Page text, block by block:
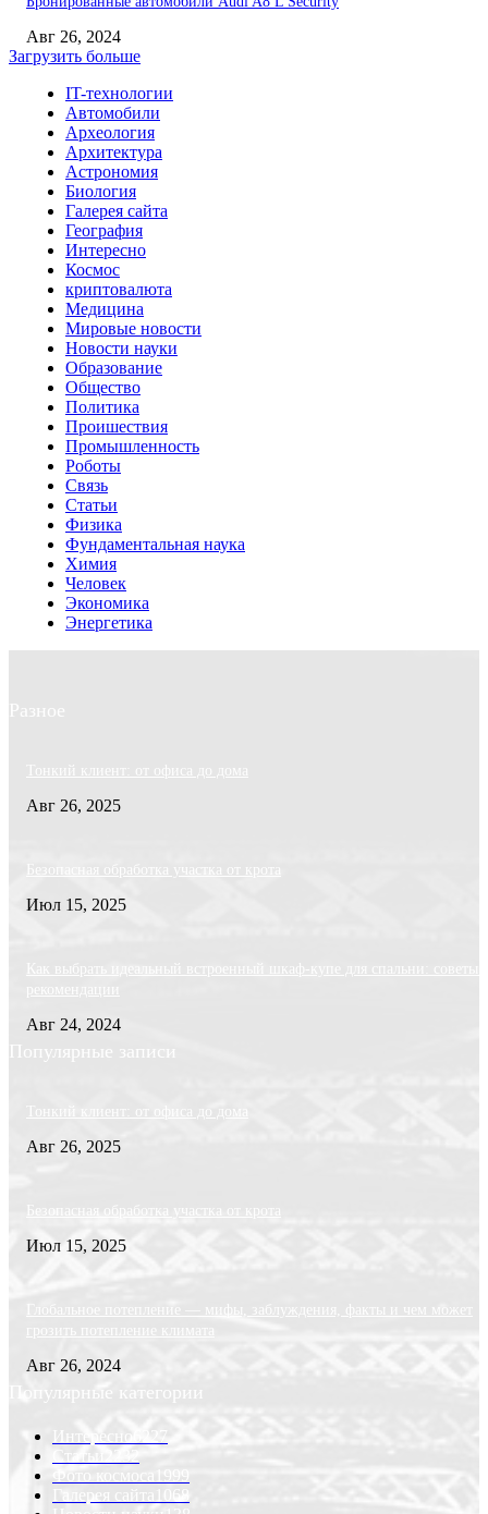
Авг 26, 2024
Загрузить больше
IT-технологии
Автомобили
Археология
Архитектура
Астрономия
Биология
Галерея сайта
География
Интересно
Космос
криптовалюта
Медицина
Мировые новости
Новости науки
Образование
Общество
Политика
Проишествия
Промышленность
Роботы
Связь
Статьи
Физика
Фундаментальная наука
Химия
Человек
Экономика
Энергетика
Разное
Тонкий клиент: от офиса до дома
Авг 26, 2025
Безопасная обработка участка от крота
Июл 15, 2025
Как выбрать идеальный встроенный шкаф-купе для спальни: советы
рекомендации
Авг 24, 2024
Популярные записи
Тонкий клиент: от офиса до дома
Авг 26, 2025
Безопасная обработка участка от крота
Июл 15, 2025
Глобальное потепление — мифы, заблуждения, факты и чем может
грозить потепление климата
Авг 26, 2024
Популярные категории
Интересно
6227
Статьи
Фото космоса
1999
Галерея сайта
1068